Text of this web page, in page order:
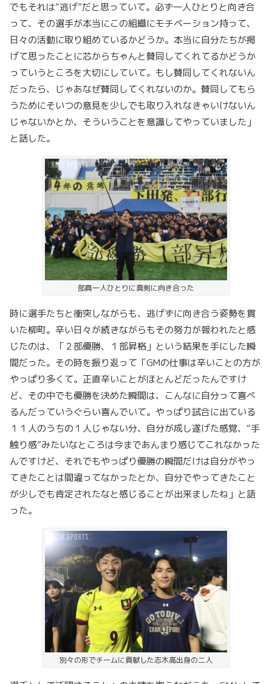
でもそれは“逃げ”だと思っていて。必ず一人ひとりと向き合
って、その選手が本当にこの組織にモチベーション持って、
日々の活動に取り組めているかどうか。本当に自分たちが掲
げて思ったことに芯からちゃんと賛同してくれてるかどうか
っていうところを大切にしていて。もし賛同してくれないん
だったら、じゃあなぜ賛同してくれないのか。賛同してもら
うためにそいつの意見を少しでも取り入れなきゃいけないん
じゃないかとか、そういうことを意識してやっていました」
と話した。
部員一人ひとりに真剣に向き合った
時に選手たちと衝突しながらも、逃げずに向き合う姿勢を貫
いた柳町。辛い日々が続きながらもその努力が報われたと感
じたのは、「２部優勝、１部昇格」という結果を手にした瞬
間だった。その時を振り返って「GMの仕事は辛いことの方が
やっぱり多くて。正直辛いことがほとんどだったんですけ
ど、その中でも優勝を決めた瞬間は、こんなに自分って喜べ
るんだっていうぐらい喜んでいて。やっぱり試合に出ている
１１人のうちの１人じゃない分、自分が成し遂げた感覚、“手
触り感”みたいなところは今まであんまり感じてこれなかった
んですけど、それでもやっぱり優勝の瞬間だけは自分がやっ
てきたことは間違ってなかったとか、自分でやってきたこと
が少しでも肯定されたなと感じることが出来ましたね」と語
った。
別々の形でチームに貢献した志木高出身の二人